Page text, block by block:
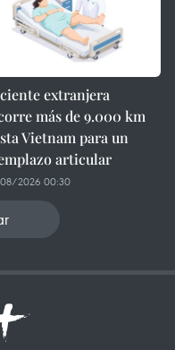
extranjera
más de 9.000 km
Vietnam para un
articular
2026 00:30